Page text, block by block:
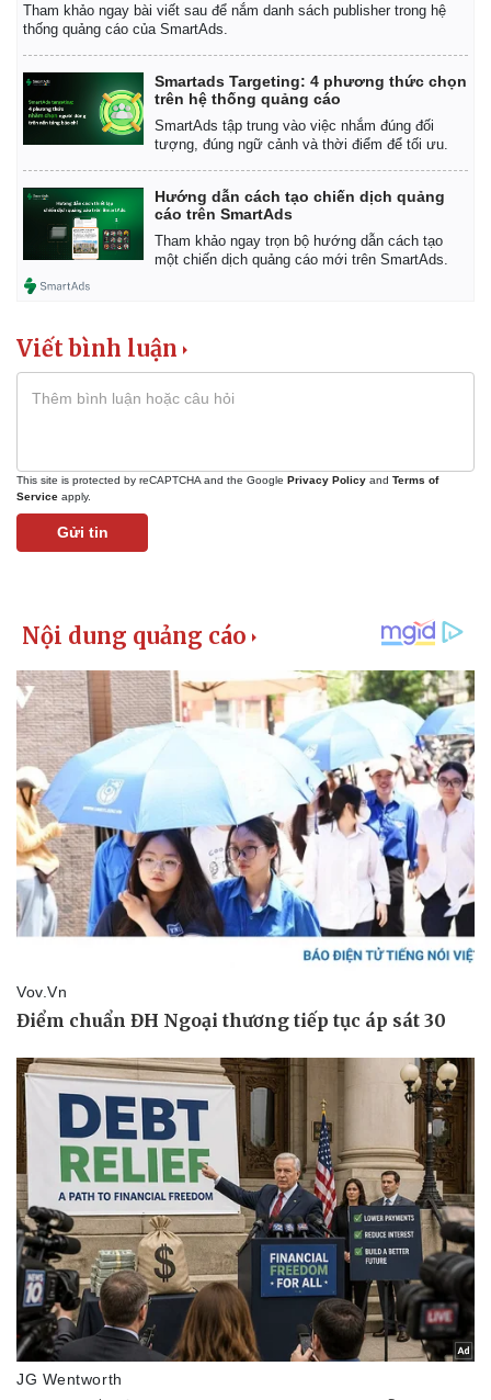
Kinh tế
Bất động sản
Khởi nghiệp
Thị trường
Giá vàng
Tiêu dùng
Tỷ giá
Chứng khoán
Giá cà phê
Tham khảo ngay bài viết sau để nắm danh sách publisher trong hệ
thống quảng cáo của SmartAds.
Smartads Targeting: 4 phương thức chọn
trên hệ thống quảng cáo
SmartAds tập trung vào việc nhắm đúng đối
tượng, đúng ngữ cảnh và thời điểm để tối ưu.
Hướng dẫn cách tạo chiến dịch quảng
cáo trên SmartAds
Tham khảo ngay trọn bộ hướng dẫn cách tạo
một chiến dịch quảng cáo mới trên SmartAds.
Viết bình luận
This site is protected by reCAPTCHA and the Google Privacy Policy and Terms of
Service apply.
Gửi tin